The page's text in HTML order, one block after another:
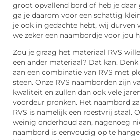
groot opvallend bord of heb je
ga je daarom voor een schattig
je ook in gedachte hebt, wij durven
we zeker een naambordje voor jou
Zou je graag het materiaal RVS
een ander materiaal? Dat kan.
aan een combinatie van RVS met
steen. Onze RVS naamborden zijn
kwaliteit en zullen dan ook vele
voordeur pronken. Het naambord
RVS is namelijk een roestvrij staal.
weinig onderhoud aan, nagenoeg
naambord is eenvoudig op te